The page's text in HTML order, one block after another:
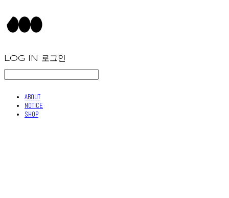
LOG IN 로그인
ABOUT
NOTICE
SHOP